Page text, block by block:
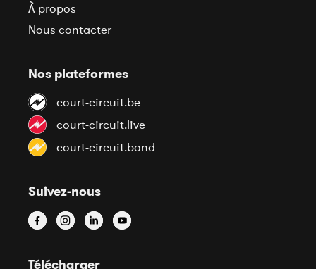
À propos
Nous contacter
Nos plateformes
court-circuit.be
court-circuit.live
court-circuit.band
Suivez-nous
Télécharger